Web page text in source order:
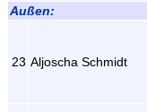
Außen:
23 Aljoscha Schmidt